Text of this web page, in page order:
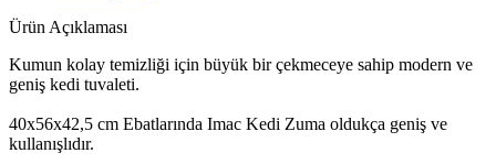
Ürün Açıklaması
Kumun kolay temizliği için büyük bir çekmeceye sahip modern ve
geniş kedi tuvaleti.
40x56x42,5 cm Ebatlarında Imac Kedi Zuma oldukça geniş ve
kullanışlıdır.